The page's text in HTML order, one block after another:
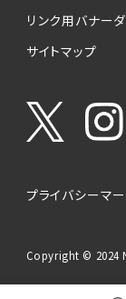
リンク用バナー
サイトマップ
プライバシーマ
Copyright © 2024